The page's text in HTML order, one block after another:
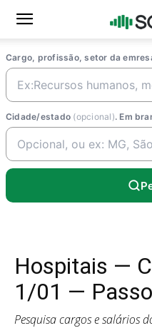
Cargo, profissão, setor da
Cidade/estado (opcional). Em
Hospitais —
1/01 —
Pesquisa cargos e salários